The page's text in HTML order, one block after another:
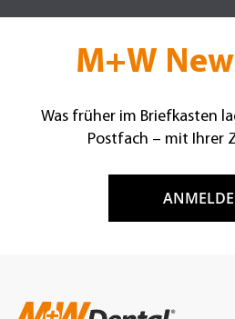
M+W
Was früher im Briefkasten
Postfach – mit Ihrer